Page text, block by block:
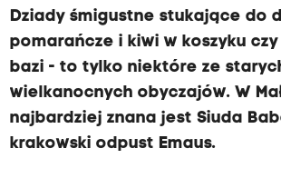
Dziady śmigustne stukające do
pomarańcze i kiwi w koszyku czy
bazi - to tylko niektóre ze
wielkanocnych obyczajów. W
najbardziej znana jest Siuda
krakowski odpust Emaus.